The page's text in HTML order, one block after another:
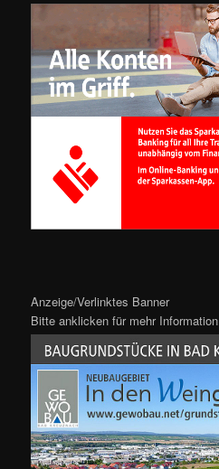
Anzeige/Verlinktes Banner
Bitte anklicken für mehr Information